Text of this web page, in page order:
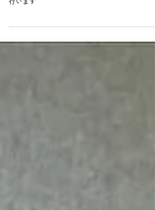
教育委員会委託事業「子育て学
練馬区教育委員会委託事業「子育て学習講座」を